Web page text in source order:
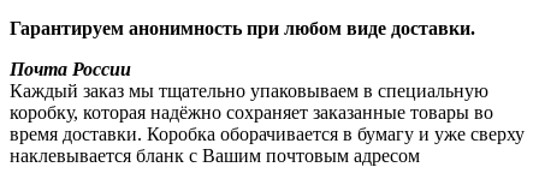
Гарантируем анонимность при любом виде доставки.
Почта России
Каждый заказ мы тщательно упаковываем в специальную
коробку, которая надёжно сохраняет заказанные товары во
время доставки. Коробка оборачивается в бумагу и уже сверху
наклевывается бланк с Вашим почтовым адресом